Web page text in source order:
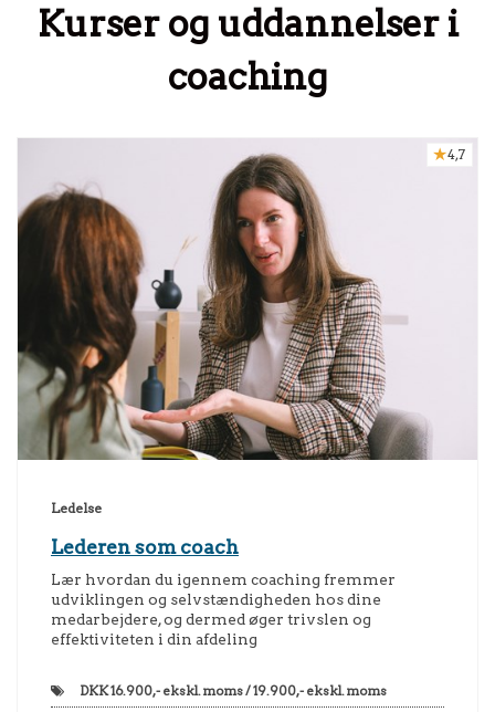
Kurser og uddannelser i
coaching
4,7
Ledelse
Lederen som coach
Lær hvordan du igennem coaching fremmer
udviklingen og selvstændigheden hos dine
medarbejdere, og dermed øger trivslen og
effektiviteten i din afdeling
DKK16.900,- ekskl. moms / 19.900,- ekskl. moms